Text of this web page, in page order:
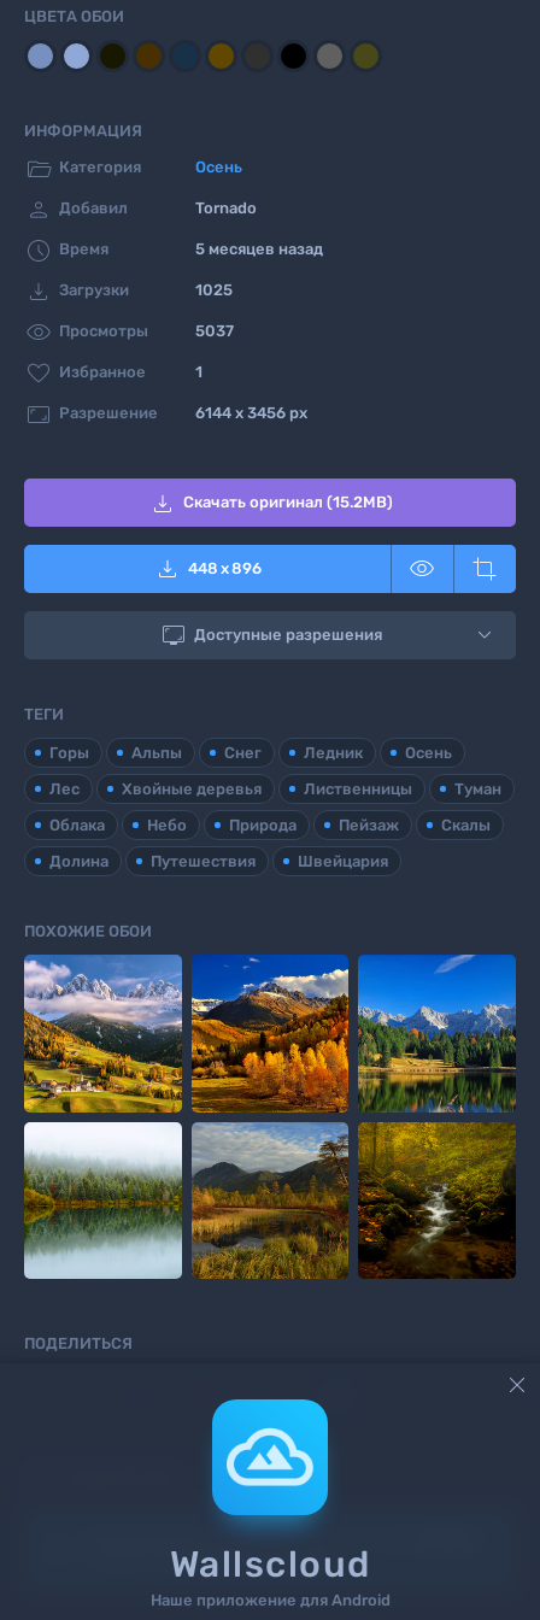
ЦВЕТА ОБОИ
ИНФОРМАЦИЯ
 Категория Осень
 Добавил Tornado
 Время 5 месяцев назад
 Загрузки 1025
 Просмотры 5037
 Избранное 1
 Разрешение 6144 x 3456 px
 Скачать оригинал (15.2MB)
 448 x896  
 Доступные разрешения
ТЕГИ
Горы Альпы Снег Ледник
Осень
Лес
Хвойные деревья Лиственницы
Туман
Облака
Небо Природа Пейзаж
Скалы
Долина
Путешествия Швейцария
ПОХОЖИЕ ОБОИ
ПОДЕЛИТЬСЯ
на сайт илизарегистрируйтесь

Wallscloud
Наше приложение для Android